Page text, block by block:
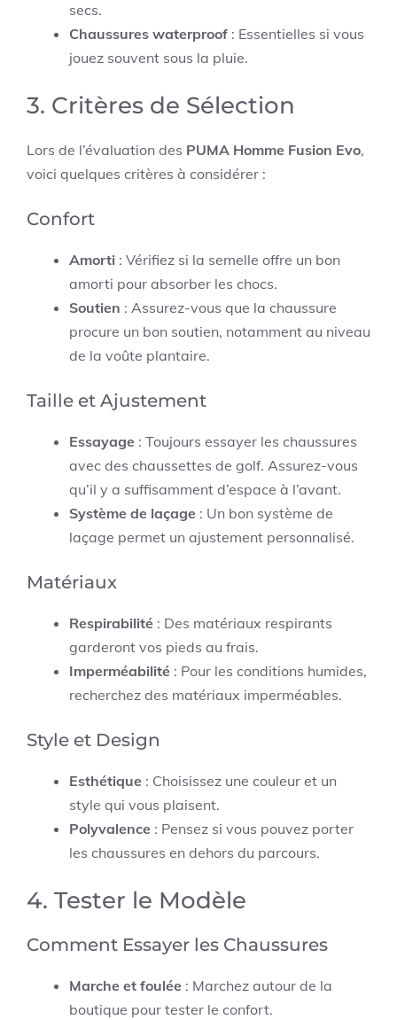
secs.
Chaussures waterproof : Essentielles si vous
jouez souvent sous la pluie.
3. Critères de Sélection
Lors de l’évaluation des PUMA Homme Fusion Evo,
voici quelques critères à considérer :
Confort
Amorti : Vérifiez si la semelle offre un bon
amorti pour absorber les chocs.
Soutien : Assurez-vous que la chaussure
procure un bon soutien, notamment au niveau
de la voûte plantaire.
Taille et Ajustement
Essayage : Toujours essayer les chaussures
avec des chaussettes de golf. Assurez-vous
qu’il y a suffisamment d’espace à l’avant.
Système de laçage : Un bon système de
laçage permet un ajustement personnalisé.
Matériaux
Respirabilité : Des matériaux respirants
garderont vos pieds au frais.
Imperméabilité : Pour les conditions humides,
recherchez des matériaux imperméables.
Style et Design
Esthétique : Choisissez une couleur et un
style qui vous plaisent.
Polyvalence : Pensez si vous pouvez porter
les chaussures en dehors du parcours.
4. Tester le Modèle
Comment Essayer les Chaussures
Marche et foulée : Marchez autour de la
boutique pour tester le confort.